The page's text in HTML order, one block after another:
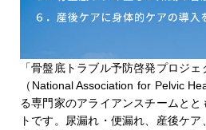
「骨盤底トラブル予防啓発プロジ
（National Association for Pelvic
る専門家のアライアンスチームと
トです。尿漏れ・便漏れ、産後ケア